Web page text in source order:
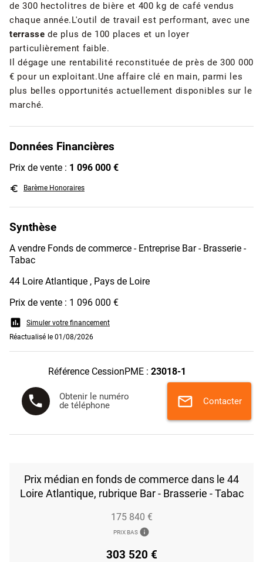
de 300 hectolitres de bière et 400 kg de café vendus
chaque année.L'outil de travail est performant, avec une
terrassede plus de 100 places et un loyer
particulièrement faible.
Il dégage une rentabilité reconstituée de près de 300 000
€ pour un exploitant.Une affaire clé en main, parmi les
plus belles opportunités actuellement disponibles sur le
marché.
Données Financières
Prix de vente : 1 096 000 €
euro_symbol Barème Honoraires
Synthèse
A vendre Fonds de commerce - Entreprise Bar - Brasserie -
Tabac
44 Loire Atlantique , Pays de Loire
Prix de vente : 1 096 000 €
assessment
Simuler votre financement
Réactualisé le 01/08/2026
Référence CessionPME : 23018-1
phone
Obtenir le numéro
de téléphone
mail Contacter
Prix médian en fonds de commerce dans le 44
Loire Atlantique, rubrique Bar - Brasserie - Tabac
175 840 €
PRIX BAS info
303 520 €